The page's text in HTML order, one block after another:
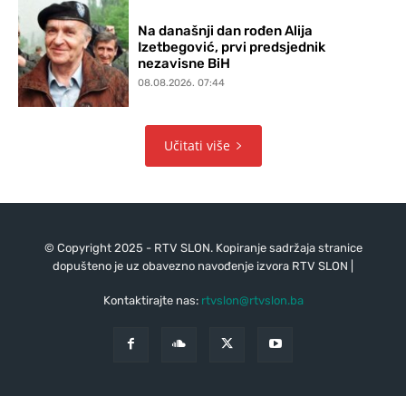
Na današnji dan rođen Alija
Izetbegović, prvi predsjednik
nezavisne BiH
08.08.2026. 07:44
Učitati više
© Copyright 2025 - RTV SLON. Kopiranje sadržaja stranice
dopušteno je uz obavezno navođenje izvora RTV SLON |
Kontaktirajte nas: rtvslon@rtvslon.ba